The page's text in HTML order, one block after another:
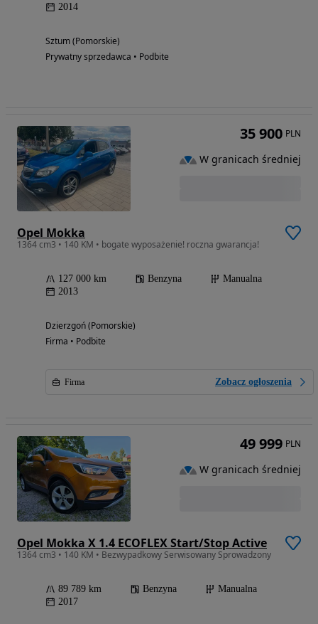
2014
Sztum (Pomorskie)
Prywatny sprzedawca • Podbite
Opel Mokka
1364 cm3 • 140 KM • bogate wyposażenie! roczna gwarancja!
127 000 km Benzyna
Manualna
2013
Dzierzgoń (Pomorskie)
Firma • Podbite
Firma Zobacz ogłoszenia
35 900 PLN
W granicach średniej
Opel Mokka X 1.4 ECOFLEX Start/Stop Active
1364 cm3 • 140 KM • Bezwypadkowy Serwisowany Sprowadzony
89 789 km Benzyna
Manualna
2017
49 999 PLN
W granicach średniej